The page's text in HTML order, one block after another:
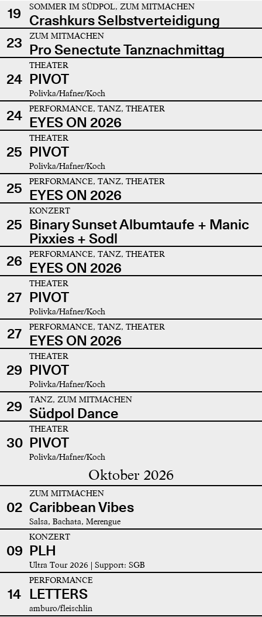
19 SOMMER IM SÜDPOL, ZUM MITMACHEN
Crashkurs Selbstverteidigung
23
ZUM MITMACHEN
Pro Senectute Tanznachmittag
24
THEATER
PIVOT
Polivka/Hafner/Koch
24 PERFORMANCE, TANZ, THEATER
EYES ON 2026
25
THEATER
PIVOT
Polivka/Hafner/Koch
25 PERFORMANCE, TANZ, THEATER
EYES ON 2026
25
KONZERT
Binary Sunset Albumtaufe + Manic
Pixxies + Sodl
26
PERFORMANCE, TANZ, THEATER
EYES ON 2026
27
THEATER
PIVOT
Polivka/Hafner/Koch
27 PERFORMANCE, TANZ, THEATER
EYES ON 2026
29
THEATER
PIVOT
Polivka/Hafner/Koch
29 TANZ, ZUM MITMACHEN
Südpol Dance
30
THEATER
PIVOT
Polivka/Hafner/Koch
Oktober 2026
02
ZUM MITMACHEN
Caribbean Vibes
Salsa, Bachata, Merengue
09
KONZERT
PLH
Ultra Tour 2026 | Support: SGB
14
PERFORMANCE
LETTERS
amburo/fleischlin